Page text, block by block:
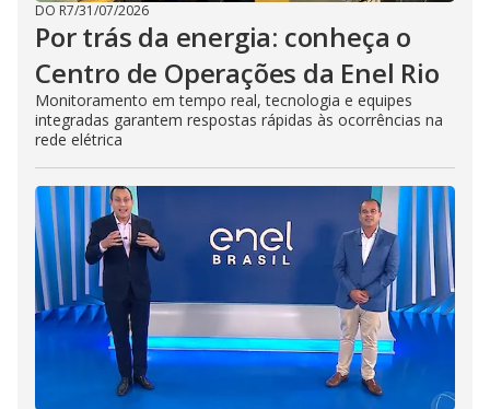
DO R7/31/07/2026
Por trás da energia: conheça o
Centro de Operações da Enel Rio
Monitoramento em tempo real, tecnologia e equipes
integradas garantem respostas rápidas às ocorrências na
rede elétrica